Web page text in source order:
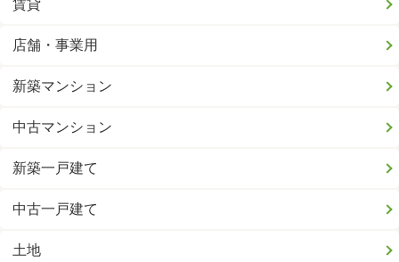
賃貸
店舗・事業用
新築マンション
中古マンション
新築一戸建て
中古一戸建て
土地